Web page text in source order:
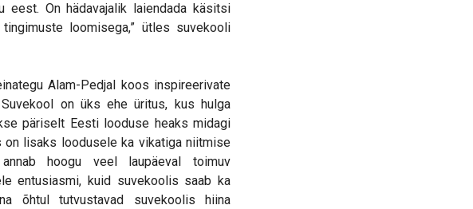
On hädavajalik laiendada käsitsi
loomisega,” ütles suvekooli
Alam-Pedjal koos inspireerivate
on üks ehe üritus, kus hulga
päriselt Eesti looduse heaks midagi
on lisaks loodusele ka vikatiga niitmise
hoogu veel laupäeval toimuv
entusiasmi, kuid suvekoolis saab ka
õhtul tutvustavad suvekoolis hiina